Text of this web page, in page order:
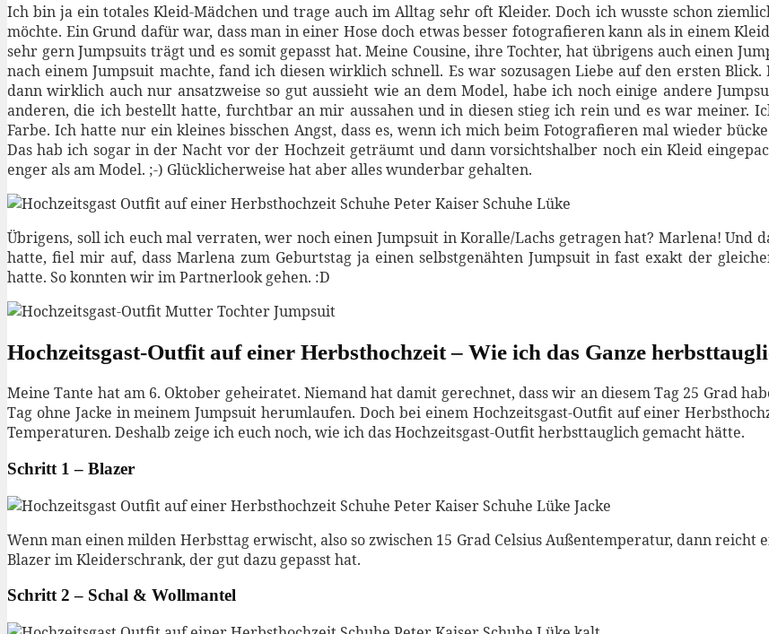
Ich bin ja ein totales Kleid-Mädchen und trage auch im Alltag sehr oft Kleider. Doch ich wusste schon
möchte. Ein Grund dafür war, dass man in einer Hose doch etwas besser fotografieren kann als in einem
sehr gern Jumpsuits trägt und es somit gepasst hat. Meine Cousine, ihre Tochter, hat übrigens auch einen
nach einem Jumpsuit machte, fand ich diesen wirklich schnell. Es war sozusagen Liebe auf den ersten
dann wirklich auch nur ansatzweise so gut aussieht wie an dem Model, habe ich noch einige andere
anderen, die ich bestellt hatte, furchtbar an mir aussahen und in diesen stieg ich rein und es war meiner.
Farbe. Ich hatte nur ein kleines bisschen Angst, dass es, wenn ich mich beim Fotografieren mal wieder
Das hab ich sogar in der Nacht vor der Hochzeit geträumt und dann vorsichtshalber noch ein Kleid
enger als am Model. ;-) Glücklicherweise hat aber alles wunderbar gehalten.
Übrigens, soll ich euch mal verraten, wer noch einen Jumpsuit in Koralle/Lachs getragen hat? Marlena!
hatte, fiel mir auf, dass Marlena zum Geburtstag ja einen selbstgenähten Jumpsuit in fast exakt der
hatte. So konnten wir im Partnerlook gehen. :D
Hochzeitsgast-Outfit auf einer Herbsthochzeit – Wie ich das Ganze
Meine Tante hat am 6. Oktober geheiratet. Niemand hat damit gerechnet, dass wir an diesem Tag 25 Grad
Tag ohne Jacke in meinem Jumpsuit herumlaufen. Doch bei einem Hochzeitsgast-Outfit auf einer
Temperaturen. Deshalb zeige ich euch noch, wie ich das Hochzeitsgast-Outfit herbsttauglich gemacht hätte.
Schritt 1 – Blazer
Wenn man einen milden Herbsttag erwischt, also so zwischen 15 Grad Celsius Außentemperatur, dann reicht
Blazer im Kleiderschrank, der gut dazu gepasst hat.
Schritt 2 – Schal & Wollmantel